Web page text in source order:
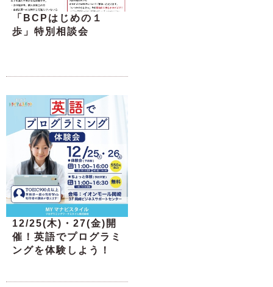
「BCPはじめの１
歩」特別相談会
12/25(木)・27(金)開
催！英語でプログラミ
ングを体験しよう！